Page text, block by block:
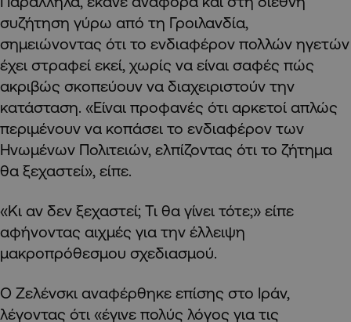
συζήτηση γύρω από τη Γροιλανδία,
σημειώνοντας ότι το ενδιαφέρον πολλών ηγετών
έχει στραφεί εκεί, χωρίς να είναι σαφές πώς
ακριβώς σκοπεύουν να διαχειριστούν την
κατάσταση. «Είναι προφανές ότι αρκετοί απλώς
περιμένουν να κοπάσει το ενδιαφέρον των
Ηνωμένων Πολιτειών, ελπίζοντας ότι το ζήτημα
θα ξεχαστεί», είπε.
«Κι αν δεν ξεχαστεί; Τι θα γίνει τότε;» είπε
αφήνοντας αιχμές για την έλλειψη
μακροπρόθεσμου σχεδιασμού.
Ο Ζελένσκι αναφέρθηκε επίσης στο Ιράν,
λέγοντας ότι «έγινε πολύς λόγος για τις